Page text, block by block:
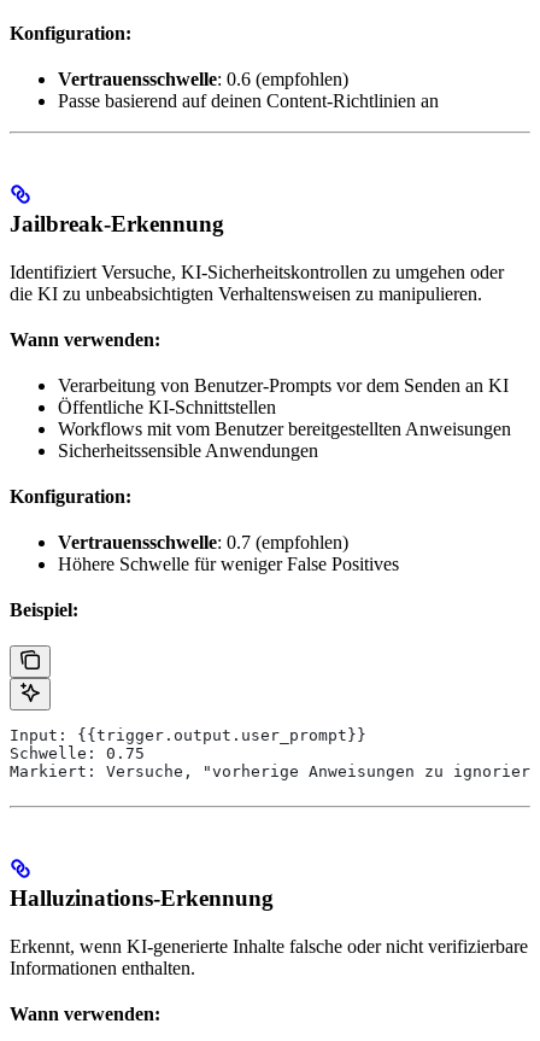
Konfiguration:
Vertrauensschwelle: 0.6 (empfohlen)
Passe basierend auf deinen Content-Richtlinien an
Jailbreak-Erkennung
Identifiziert Versuche, KI-Sicherheitskontrollen zu umgehen oder
die KI zu unbeabsichtigten Verhaltensweisen zu manipulieren.
Wann verwenden:
Verarbeitung von Benutzer-Prompts vor dem Senden an KI
Öffentliche KI-Schnittstellen
Workflows mit vom Benutzer bereitgestellten Anweisungen
Sicherheitssensible Anwendungen
Konfiguration:
Vertrauensschwelle: 0.7 (empfohlen)
Höhere Schwelle für weniger False Positives
Beispiel:
Input: {{trigger.output.user_prompt}}
Schwelle: 0.75
Markiert: Versuche, "vorherige Anweisungen zu
Halluzinations-Erkennung
Erkennt, wenn KI-generierte Inhalte falsche oder nicht verifizierbare
Informationen enthalten.
Wann verwenden: